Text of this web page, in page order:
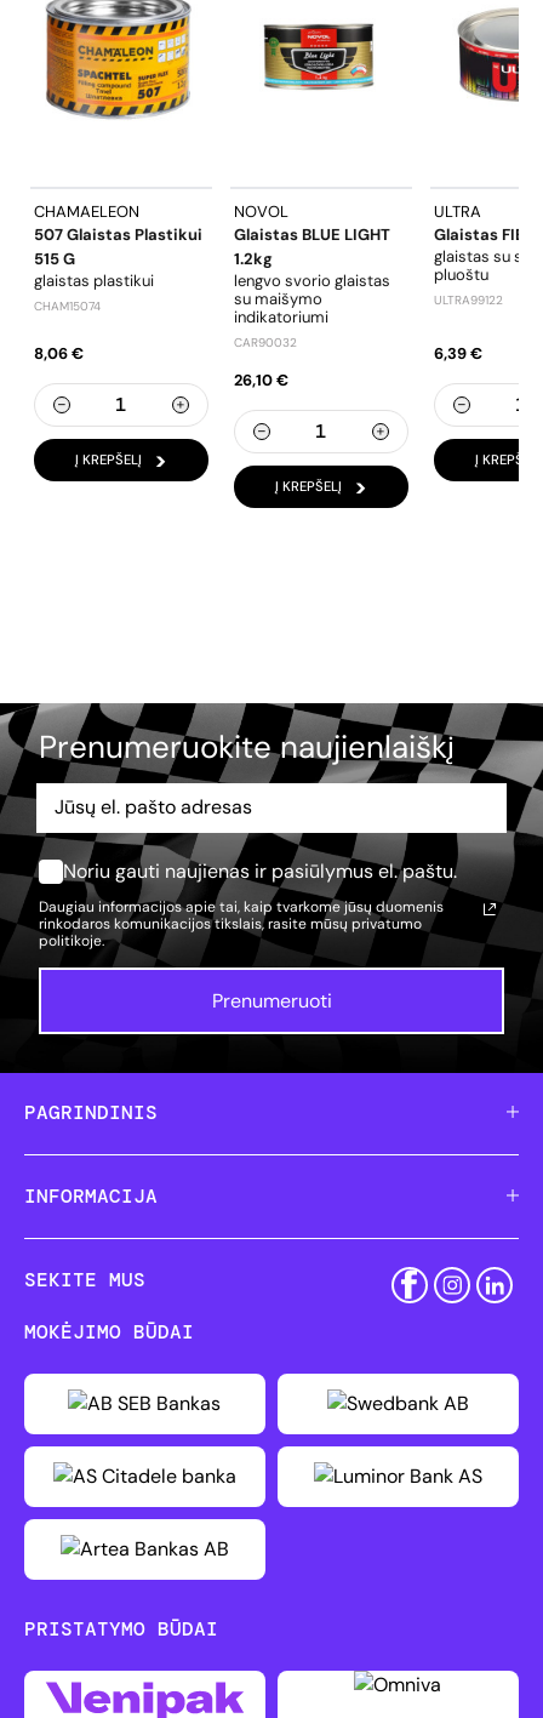
CHAMAELEON
507 Glaistas Plastikui
515 G
glaistas plastikui
CHAM15074
8,06 €
Į KREPŠELĮ
NOVOL
Glaistas BLUE LIGHT
1.2kg
lengvo svorio glaistas
su maišymo
indikatoriumi
CAR90032
26,10 €
Į KREPŠELĮ
ULTRA
Glaistas
glaistas su
pluoštu
ULTRA99122
6,39 €
Į KREPŠELĮ
Prenumeruokite naujienlaiškį
Noriu gauti naujienas ir pasiūlymus el. paštu.
Daugiau informacijos apie tai, kaip tvarkome jūsų duomenis
rinkodaros komunikacijos tikslais, rasite mūsų privatumo
politikoje.
Prenumeruoti
PAGRINDINIS
INFORMACIJA
SEKITE MUS
MOKĖJIMO BŪDAI
PRISTATYMO BŪDAI